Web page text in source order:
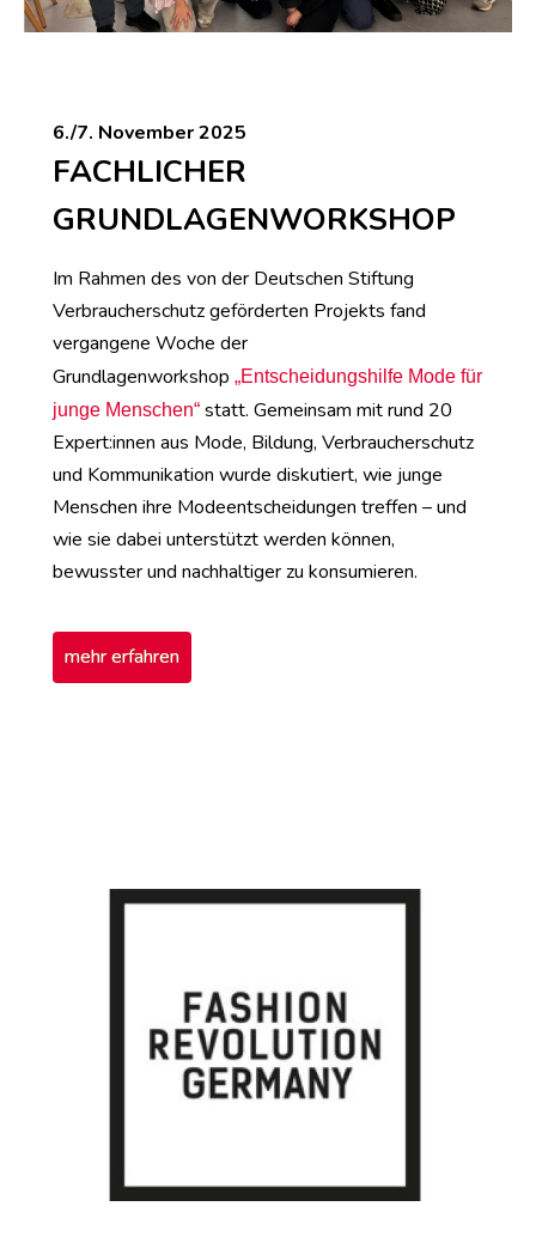
6./7. November 2025
FACHLICHER
GRUNDLAGENWORKSHOP
Im Rahmen des von der Deutschen Stiftung
Verbraucherschutzgeförderten Projekts fand
vergangene Woche der
Grundlagenworkshop „Entscheidungshilfe Mode für
junge Menschen“ statt. Gemeinsam mit rund 20
Expert:innen aus Mode, Bildung, Verbraucherschutz
und Kommunikation wurde diskutiert, wie junge
Menschen ihre Modeentscheidungen treffen – und
wie sie dabei unterstützt werden können,
bewusster und nachhaltiger zu konsumieren.
mehr erfahren